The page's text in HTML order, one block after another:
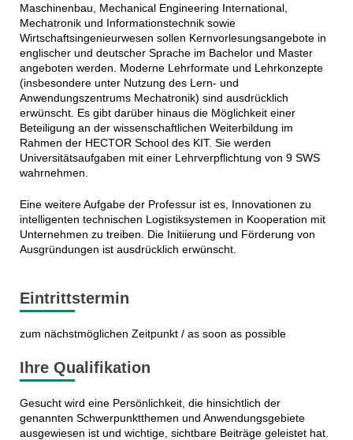
Maschinenbau, Mechanical Engineering International,
Mechatronik und Informationstechnik sowie
Wirtschaftsingenieurwesen sollen Kernvorlesungsangebote in
englischer und deutscher Sprache im Bachelor und Master
angeboten werden. Moderne Lehrformate und Lehrkonzepte
(insbesondere unter Nutzung des Lern- und
Anwendungszentrums Mechatronik) sind ausdrücklich
erwünscht. Es gibt darüber hinaus die Möglichkeit einer
Beteiligung an der wissenschaftlichen Weiterbildung im
Rahmen der HECTOR School des KIT. Sie werden
Universitätsaufgaben mit einer Lehrverpflichtung von 9 SWS
wahrnehmen.
Eine weitere Aufgabe der Professur ist es, Innovationen zu
intelligenten technischen Logistiksystemen in Kooperation mit
Unternehmen zu treiben. Die Initiierung und Förderung von
Ausgründungen ist ausdrücklich erwünscht.
Eintrittstermin
zum nächstmöglichen Zeitpunkt / as soon as possible
Ihre Qualifikation
Gesucht wird eine Persönlichkeit, die hinsichtlich der
genannten Schwerpunktthemen und Anwendungsgebiete
ausgewiesen ist und wichtige, sichtbare Beiträge geleistet hat.